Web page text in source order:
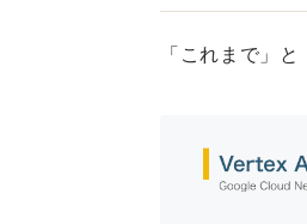
「これまで」